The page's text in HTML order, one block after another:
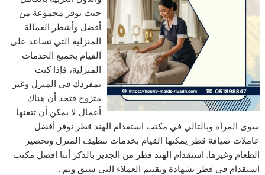
حيث نوفر مجموعة من
أفضل وأشطر العمالة
المنزلية التي تساعد على
القيام بجميع الخدمات
المنزلية، فإذا كنت
بمفردك في المنزل وغير
متزوج فتجد أن هناك
أعمال لا يمكن أن تتقنها
سوى المرأة وبالتالي في مكتب استقدام الهند قطر نوفر أفضل
عاملات ضيافة قطر يمكنها القيام بخدمات تنظيف المنزل وتحضير
الطعام وغيرها. استقدام الهند قطر من الجدير بالذكر أننا افضل مكتب
استقدام في قطر بشهادة وتقييم العملاء التي سبق وتم…